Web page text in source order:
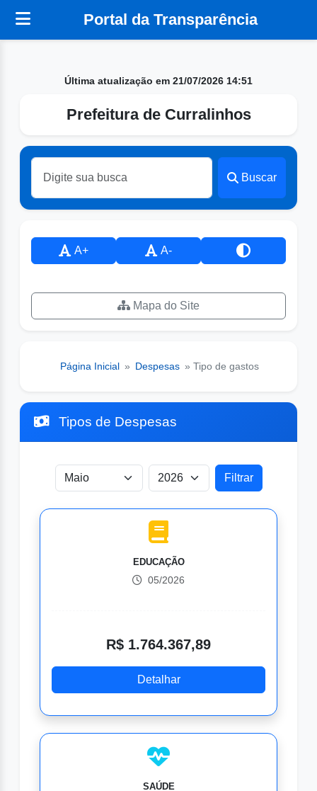
Portal da Transparência
Última atualização em 21/07/2026 14:51
Prefeitura de Curralinhos
Buscar
A+ A-
Mapa do Site
Página Inicial » Despesas » Tipo de gastos
Tipos de Despesas
EDUCAÇÃO
05/2026
R$ 1.764.367,89
Detalhar
SAÚDE